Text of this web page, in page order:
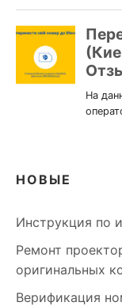
НОВЫЕ
Инструкция по
Ремонт
оригинальных
Верификация